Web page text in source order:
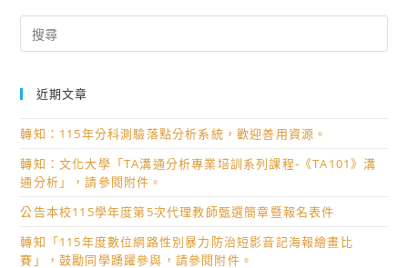
for:
近期文章
轉知：115年分科測驗落點分析系統，歡迎善用資源。
轉知：文化大學「TA溝通分析專業培訓系列課程-《TA101》溝
通分析」，請參閱附件。
公告本校115學年度第5次代理教師甄選簡章暨報名表件
轉知「115年度數位網路性別暴力防治短影音記海報繪畫比
賽」，鼓勵同學踴躍參與，請參閱附件。